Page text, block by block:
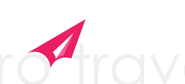
AERO TRAVEL